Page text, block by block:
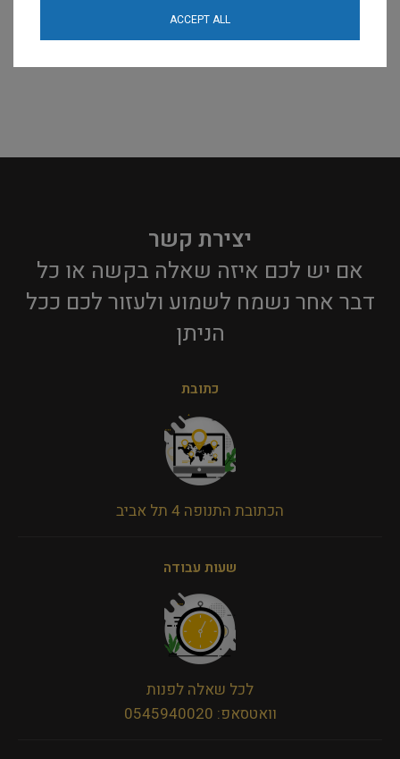
יצירת קשר
אם יש לכם איזה שאלה בקשה או כל
דבר אחר נשמח לשמוע ולעזור לכם ככל
הניתן​
כתובת
הכתובת התנופה 4 תל אביב
שעות עבודה
לכל שאלה לפנות
וואטסאפ: 0545940020
ACCEPT ALL